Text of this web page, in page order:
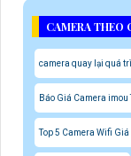
CAMERA THEO
camera quay lại quá
Báo Giá Camera imou
Top 5 Camera Wifi Giá